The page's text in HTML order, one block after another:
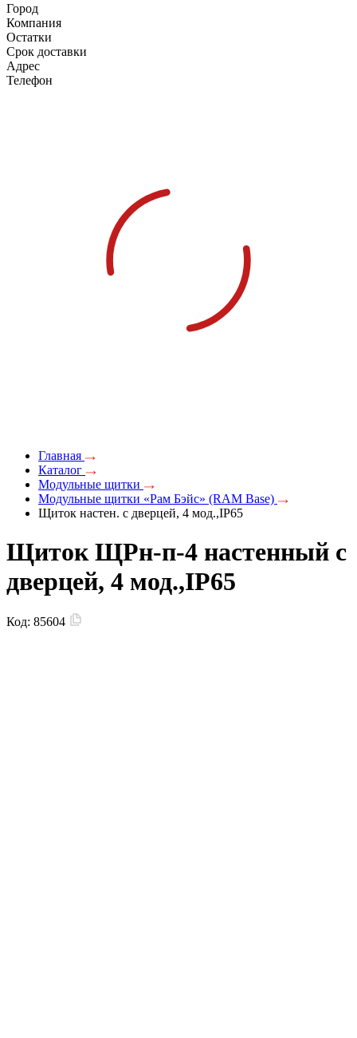
Город
Компания
Остатки
Срок доставки
Адрес
Телефон
Главная
Каталог
Модульные щитки
Модульные щитки «Рам Бэйс» (RAM Base)
Щиток настен. с дверцей, 4 мод.,IP65
Щиток ЩРн-п-4 настенный с
дверцей, 4 мод.,IP65
Код: 85604